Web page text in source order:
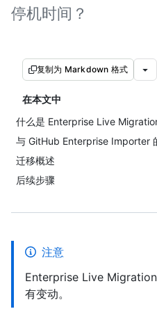
停机时间？
复制为 Markdown 格式
在本文中
什么是 Enterprise Live
与 GitHub Enterprise Importer
迁移概述
后续步骤
注意
Enterprise Live
有变动。